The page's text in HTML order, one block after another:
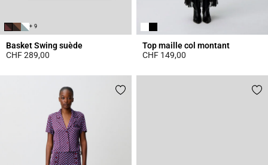
+ 9
Basket Swing suède
CHF 289,00
Top maille col montant
CHF 149,00